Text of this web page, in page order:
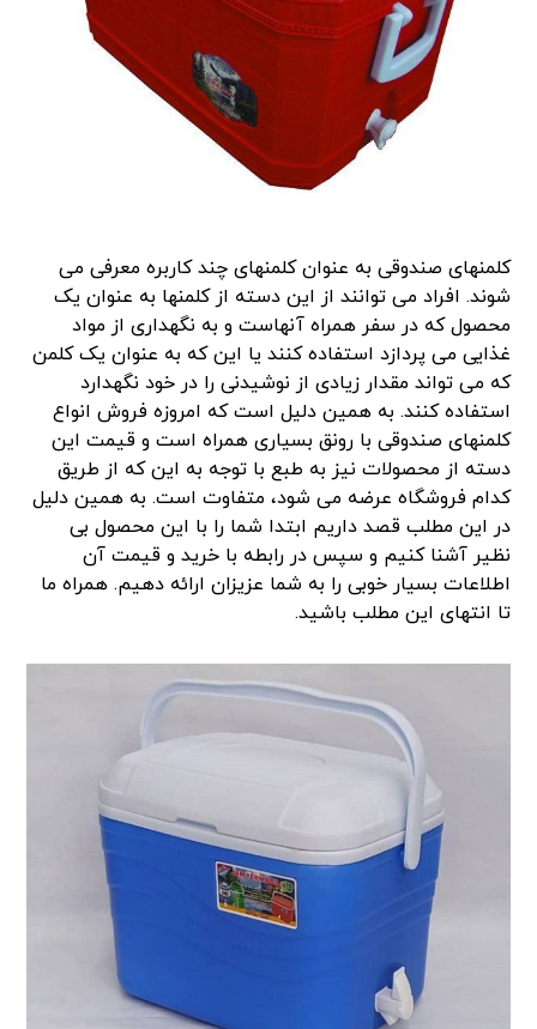
کلمنهای صندوقی به عنوان کلمنهای چند کاربره معرفی می
شوند. افراد می توانند از این دسته از کلمنها به عنوان یک
محصول که در سفر همراه آنهاست و به نگهداری از مواد
غذایی می پردازد استفاده کنند یا این که به عنوان یک کلمن
که می تواند مقدار زیادی از نوشیدنی را در خود نگهدارد
استفاده کنند. به همین دلیل است که امروزه فروش انواع
کلمنهای صندوقی با رونق بسیاری همراه است و قیمت این
دسته از محصولات نیز به طبع با توجه به این که از طریق
کدام فروشگاه عرضه می شود، متفاوت است. به همین دلیل
در این مطلب قصد داریم ابتدا شما را با این محصول بی
نظیر آشنا کنیم و سپس در رابطه با خرید و قیمت آن
اطلاعات بسیار خوبی را به شما عزیزان ارائه دهیم. همراه ما
تا انتهای این مطلب باشید.